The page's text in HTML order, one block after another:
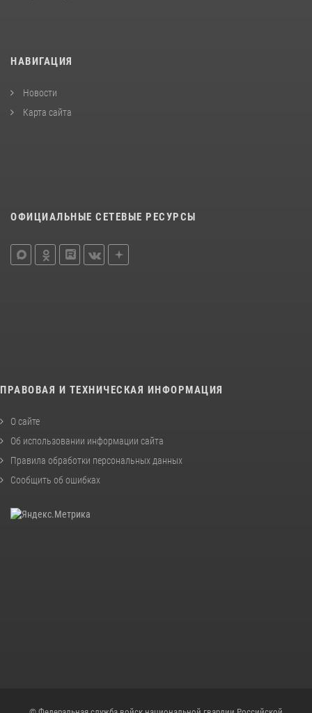
НАВИГАЦИЯ
Новости
Карта сайта
ОФИЦИАЛЬНЫЕ СЕТЕВЫЕ РЕСУРСЫ
ПРАВОВАЯ И ТЕХНИЧЕСКАЯ ИНФОРМАЦИЯ
О сайте
Об использовании информации сайта
Правила обработки персональных данных
Сообщить об ошибках